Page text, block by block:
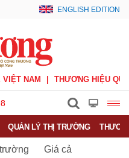
ENGLISH EDITION
VIỆT NAM THƯƠNG HIỆU
QUẢN LÝ THỊ TRƯỜNG
Giá cả